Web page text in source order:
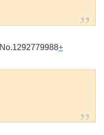
No.1292779988+